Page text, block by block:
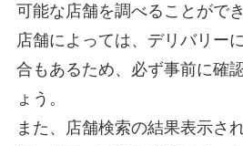
可能な店舗を調べることができ
店舗によっては、デリバリー
合もあるため、必ず事前に確
ょう。
また、店舗検索の結果表示さ